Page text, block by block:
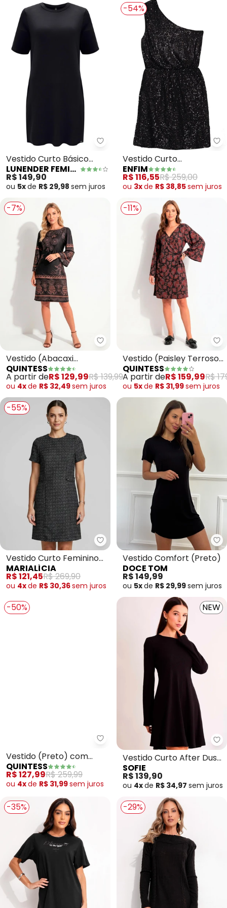
Lunender Feminina - Vestido
Vestido Curto Básico
com Bolsos (Preto)
LUNENDER FEMININA
R$ 149,90
ou 5xde R$ 29,98 sem juros
-54%
Vestido Curto
Assimétrico em Paetê
(Preto)
ENFIM
R$ 116,55R$ 259,00
ou 3xde R$ 38,85sem juros
-7%
Quintess - Vestido (Abacaxi
Vestido (Abacaxi
Tropical) em Malha Fria
QUINTESS
A partir deR$ 129,99R$ 139,99
ou 4xde R$ 32,49sem juros
-11%
Vestido (Paisley Terroso)
em Malha Fria
QUINTESS
A partir deR$ 159,99R$
ou 5xde R$ 31,99sem juros
-55%
Marialícia - Vestido Curto
Vestido Curto Feminino
Tweed com Lurex (Preto)
MARIALÍCIA
R$ 121,45R$ 269,90
ou 4xde R$ 30,36sem juros
Vestido Comfort (Preto)
DOCE TOM
R$ 149,99
ou 5xde R$ 29,99sem juros
-50%
Quintess - Vestido (Preto)
Vestido (Preto) com
Vazado e Corrente no
Ombro
QUINTESS
R$ 127,99R$ 259,99
ou 4xde R$ 31,99sem juros
NEW
Vestido Curto After Dusk
de Manga Longa em
Ribana
SOFIE
R$ 139,90
ou 4xde R$ 34,97 sem juros
-35% -29%